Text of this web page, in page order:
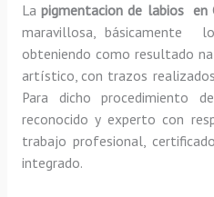
Lapigmentacion de labios en
maravillosa, básicamente
obteniendo como resultado
artístico, con trazos
Para dicho procedimiento
reconocido y experto con
trabajo profesional,
integrado.